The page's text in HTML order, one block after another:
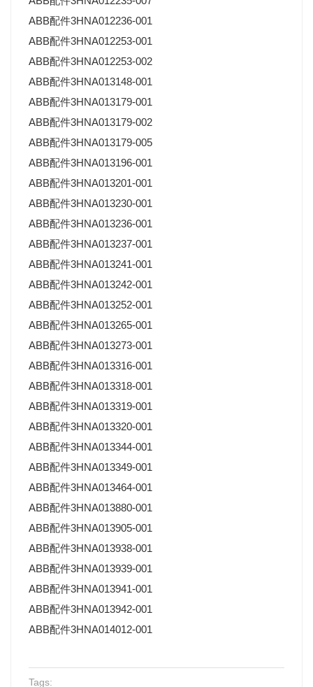
ABB配件3HNA012236-001
ABB配件3HNA012253-001
ABB配件3HNA012253-002
ABB配件3HNA013148-001
ABB配件3HNA013179-001
ABB配件3HNA013179-002
ABB配件3HNA013179-005
ABB配件3HNA013196-001
ABB配件3HNA013201-001
ABB配件3HNA013230-001
ABB配件3HNA013236-001
ABB配件3HNA013237-001
ABB配件3HNA013241-001
ABB配件3HNA013242-001
ABB配件3HNA013252-001
ABB配件3HNA013265-001
ABB配件3HNA013273-001
ABB配件3HNA013316-001
ABB配件3HNA013318-001
ABB配件3HNA013319-001
ABB配件3HNA013320-001
ABB配件3HNA013344-001
ABB配件3HNA013349-001
ABB配件3HNA013464-001
ABB配件3HNA013880-001
ABB配件3HNA013905-001
ABB配件3HNA013938-001
ABB配件3HNA013939-001
ABB配件3HNA013941-001
ABB配件3HNA013942-001
ABB配件3HNA014012-001
Tags: